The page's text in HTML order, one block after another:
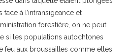
à l’intransigeance et
forestière, on ne peut
si les populations autochtones
feu aux broussailles comme elles